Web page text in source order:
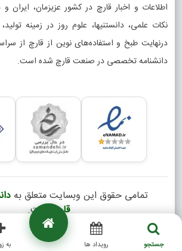
اطلاعات و اخبار قارچ در کشور عزیزمان، ایران و
نکات علمی، دانستنیها، علوم روز در زمینه
درنهایت طبخ و استفاده‌های نوین از قارچ از
دانشنامه تخصصی در صنعت قارچ شده است.
تمامی حقوق این وبسایت متعلق به
قارچ
است.
Copyright © 2026
جستجو رویداد ها به